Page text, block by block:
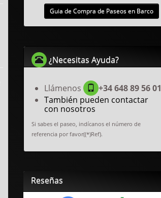
Guia de Compra de Paseos en Barco
¿Necesitas Ayuda?
Llámenos
+34 648 89 56 01
También pueden contactar
con nosotros
Si sabes el paseo, indícanos el número de
referencia por favor((*)Ref).
Reseñas